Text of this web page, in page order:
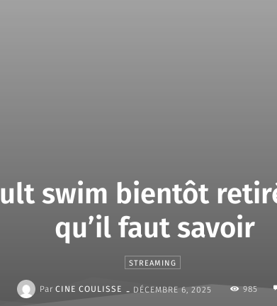
swim bientôt
qu’il faut savoir
STREAMING
Par CINE COULISSE - DÉCEMBRE 6, 2025 985